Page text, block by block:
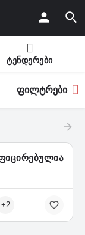
ტენდერები
ფილტრები
+2